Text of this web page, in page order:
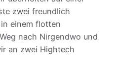
zwei freundlich
einem flotten
nach Nirgendwo und
an zwei Hightech